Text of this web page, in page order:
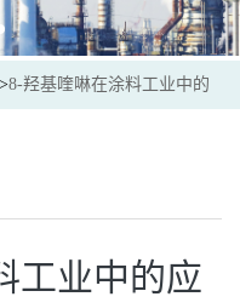
>8-羟基喹啉在涂料工业中的
工业中的应